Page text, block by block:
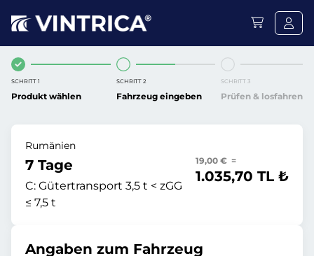
SCHRITT 1
Produkt wählen
SCHRITT 2
Fahrzeug eingeben
SCHRITT 3
Prüfen & losfahren
Rumänien
7 Tage
C: Gütertransport 3,5 t < zGG
≤ 7,5 t
19,00 € =
1.035,70 TL ₺
Angaben zum Fahrzeug